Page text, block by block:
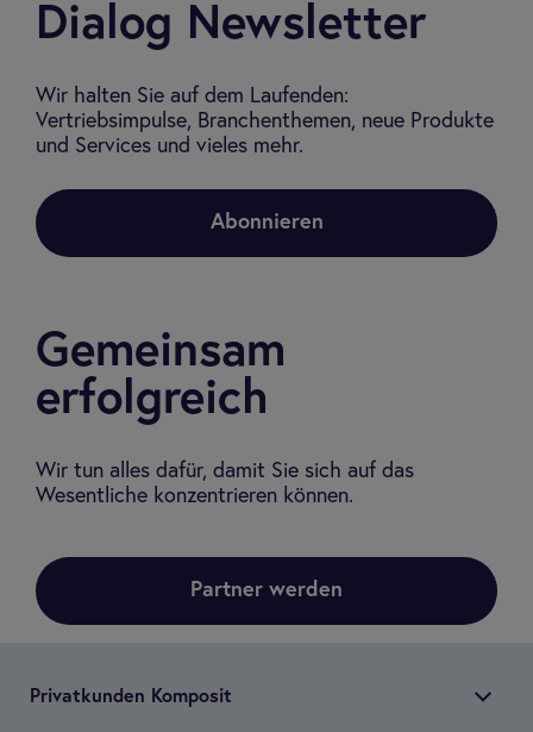
Dialog Newsletter
Wir halten Sie auf dem Laufenden:
Vertriebsimpulse, Branchenthemen, neue Produkte
und Services und vieles mehr.
Abonnieren
Gemeinsam
erfolgreich
Wir tun alles dafür, damit Sie sich auf das
Wesentliche konzentrieren können.
Partner werden
Pri­vat­kun­den Kom­po­sit